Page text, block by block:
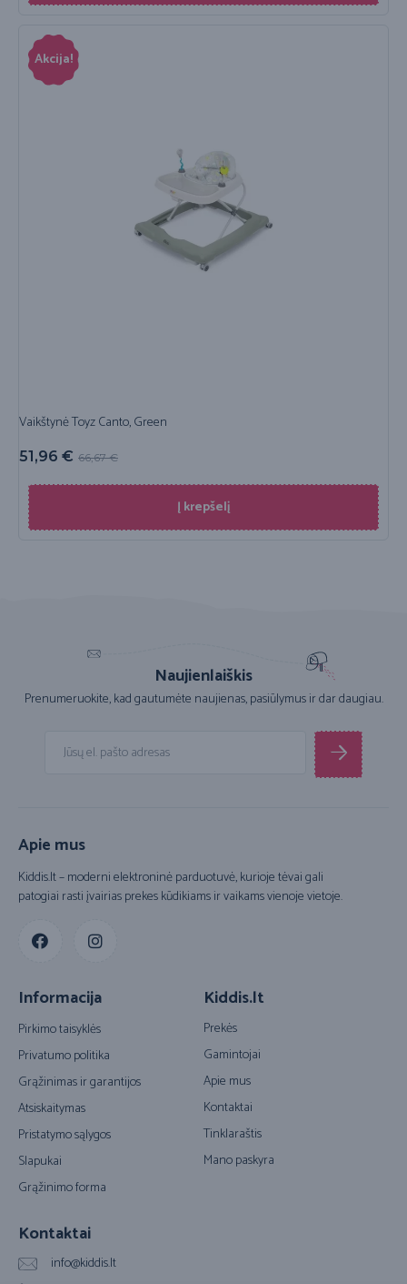
Akcija!
Vaikštynė Toyz Canto, Green
66,67€
51,96 €
Į krepšelį
Naujienlaiškis
Prenumeruokite, kad gautumėte naujienas, pasiūlymus ir dar daugiau.
Apie mus
Kiddis.lt – moderni elektroninė parduotuvė, kurioje tėvai gali
patogiai rasti įvairias prekes kūdikiams ir vaikams vienoje vietoje.
Informacija
Pirkimo taisyklės
Privatumo politika
Grąžinimas ir garantijos
Atsiskaitymas
Pristatymo sąlygos
Slapukai
Grąžinimo forma
Kiddis.lt
Prekės
Gamintojai
Apie mus
Kontaktai
Tinklaraštis
Mano paskyra
Kontaktai
info@kiddis.lt